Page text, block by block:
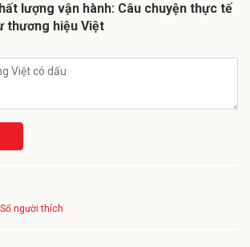
lượng vận hành: Câu chuyện thực tế
thương hiệu Việt
Số người thích